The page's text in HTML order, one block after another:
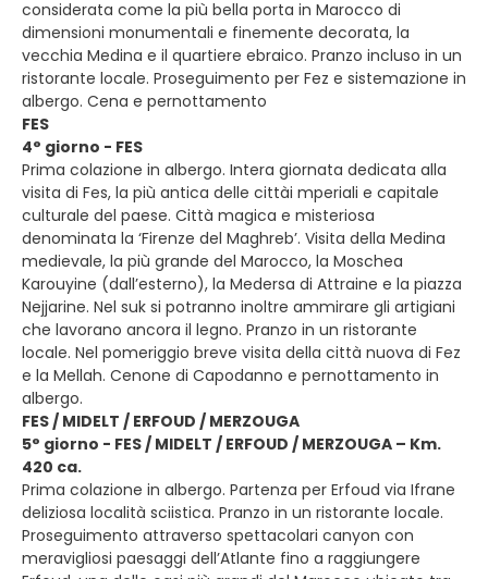
considerata come la più bella porta in Marocco di
dimensioni monumentali e finemente decorata, la
vecchia Medina e il quartiere ebraico. Pranzo incluso in un
ristorante locale. Proseguimento per Fez e sistemazione in
albergo. Cena e pernottamento
FES
4° giorno - FES
Prima colazione in albergo. Intera giornata dedicata alla
visita di Fes, la più antica delle cittài mperiali e capitale
culturale del paese. Città magica e misteriosa
denominata la ‘Firenze del Maghreb’. Visita della Medina
medievale, la più grande del Marocco, la Moschea
Karouyine (dall’esterno), la Medersa di Attraine e la piazza
Nejjarine. Nel suk si potranno inoltre ammirare gli artigiani
che lavorano ancora il legno. Pranzo in un ristorante
locale. Nel pomeriggio breve visita della città nuova di Fez
e la Mellah. Cenone di Capodanno e pernottamento in
albergo.
FES / MIDELT / ERFOUD / MERZOUGA
5° giorno - FES / MIDELT / ERFOUD / MERZOUGA – Km.
420 ca.
Prima colazione in albergo. Partenza per Erfoud via Ifrane
deliziosa località sciistica. Pranzo in un ristorante locale.
Proseguimento attraverso spettacolari canyon con
meravigliosi paesaggi dell’Atlante fino a raggiungere